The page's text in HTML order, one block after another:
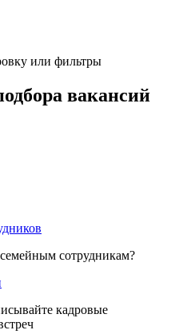
или фильтры
вакансий
сотрудникам?
кадровые